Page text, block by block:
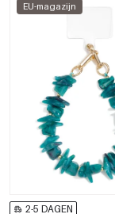
EU-magazijn
2-5 DAGEN